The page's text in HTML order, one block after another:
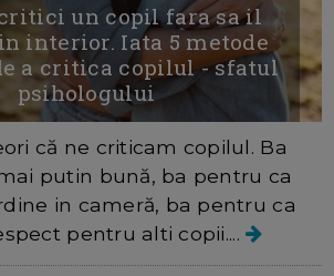
un copil fara sa il
interior. Iata 5 metode
a critica copilul - sfatul
psihologului
că ne criticam copilul. Ba
putin bună, ba pentru ca
in cameră, ba pentru ca
pentru alti copii....